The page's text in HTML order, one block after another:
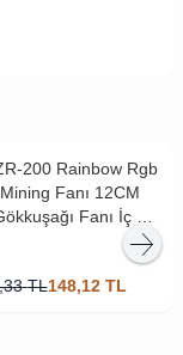
200 Rainbow Rgb
Fanı 12CM
Fanı İç ve
Aydınlatmalı 0.3A
TL148,12 TL